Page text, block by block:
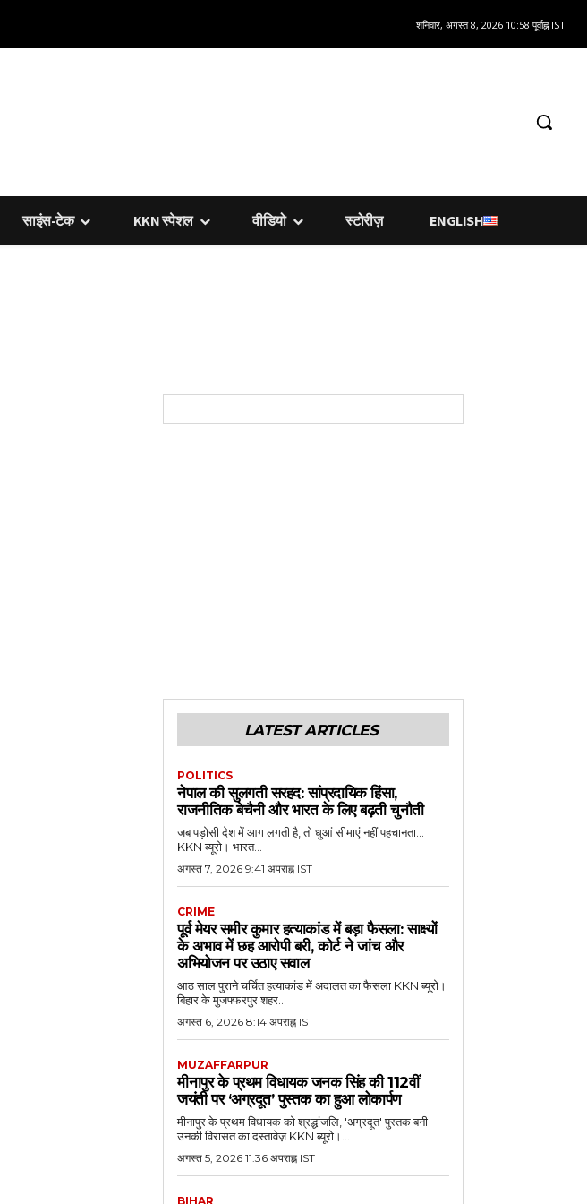
शनिवार, अगस्त 8, 2026 10:58 पूर्वाह्न IST
साइंस-टेक KKN स्पेशल वीडियो स्टोरीज़ ENGLISH
LATEST ARTICLES
POLITICS
नेपाल की सुलगती सरहद: सांप्रदायिक हिंसा,
राजनीतिक बेचैनी और भारत के लिए बढ़ती चुनौती
जब पड़ोसी देश में आग लगती है, तो धुआं सीमाएं नहीं पहचानता...
KKN ब्यूरो। भारत...
अगस्त 7, 2026 9:41 अपराह्न IST
CRIME
पूर्व मेयर समीर कुमार हत्याकांड में बड़ा फैसला: साक्ष्यों
के अभाव में छह आरोपी बरी, कोर्ट ने जांच और
अभियोजन पर उठाए सवाल
आठ साल पुराने चर्चित हत्याकांड में अदालत का फैसला KKN ब्यूरो।
बिहार के मुजफ्फरपुर शहर...
अगस्त 6, 2026 8:14 अपराह्न IST
MUZAFFARPUR
मीनापुर के प्रथम विधायक जनक सिंह की 112वीं
जयंती पर ‘अग्रदूत’ पुस्तक का हुआ लोकार्पण
मीनापुर के प्रथम विधायक को श्रद्धांजलि, 'अग्रदूत' पुस्तक बनी
उनकी विरासत का दस्तावेज़ KKN ब्यूरो।...
अगस्त 5, 2026 11:36 अपराह्न IST
BIHAR